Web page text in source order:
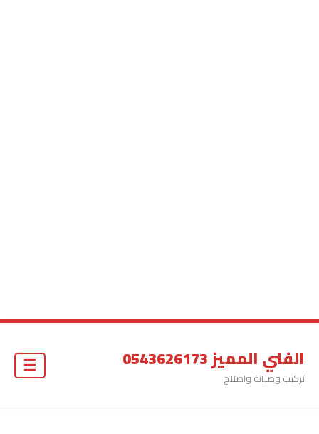
الفني المميز 0543626173
تركيب وصيانة واصلاح